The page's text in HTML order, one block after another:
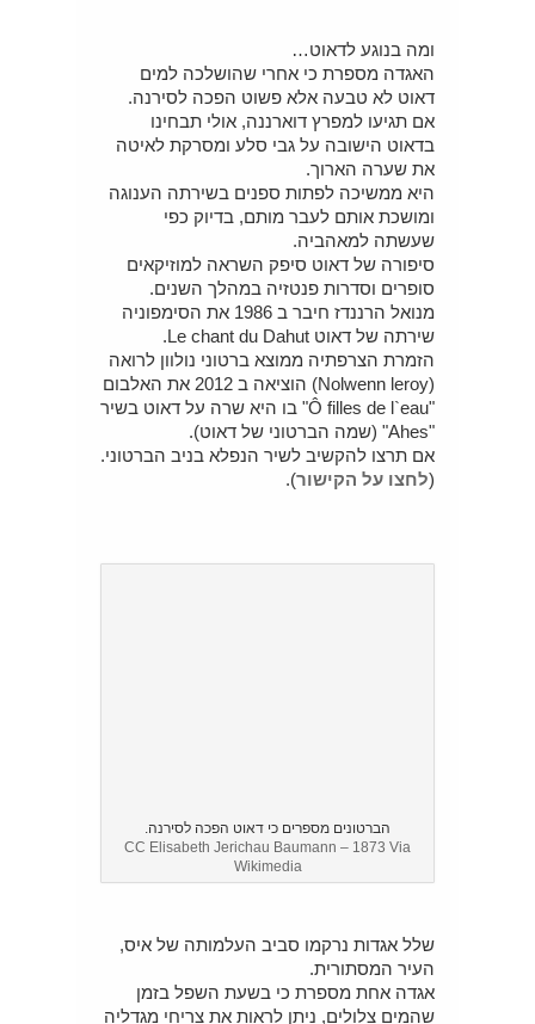
ומה בנוגע לדאוט…
האגדה מספרת כי אחרי שהושלכה למים
דאוט לא טבעה אלא פשוט הפכה לסירנה.
אם תגיעו למפרץ דוארננה, אולי תבחינו
בדאוט הישובה על גבי סלע ומסרקת לאיטה
את שערה הארוך.
היא ממשיכה לפתות ספנים בשירתה הענוגה
ומושכת אותם לעבר מותם, בדיוק כפי
שעשתה למאהביה.
סיפורה של דאוט סיפק השראה למוזיקאים
סופרים וסדרות פנטזיה במהלך השנים.
מנואל הרננדז חיבר ב 1986 את הסימפוניה
שירתה של דאוט Le chant du Dahut.
הזמרת הצרפתיה ממוצא ברטוני נולוון לרואה
(Nolwenn leroy) הוציאה ב 2012 את האלבום
"Ô filles de l`eau" בו היא שרה על דאוט בשיר
"Ahes" (שמה הברטוני של דאוט).
אם תרצו להקשיב לשיר הנפלא בניב הברטוני.
(לחצו על הקישור).
הברטונים מספרים כי דאוט הפכה לסירנה.
CC Elisabeth Jerichau Baumann – 1873 Via
Wikimedia
שלל אגדות נרקמו סביב העלמותה של איס,
העיר המסתורית.
אגדה אחת מספרת כי בשעת השפל בזמן
שהמים צלולים, ניתן לראות את צריחי מגדליה